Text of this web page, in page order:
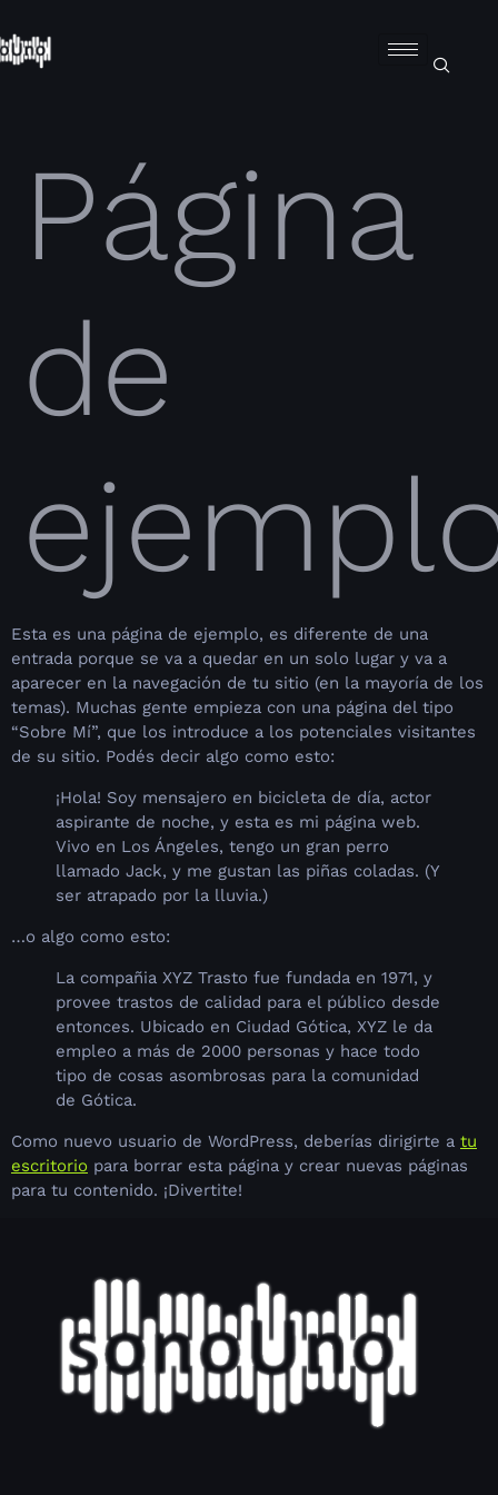
Página
de
Esta es una página de ejemplo, es diferente de una
entrada porque se va a quedar en un solo lugar y va a
aparecer en la navegación de tu sitio (en la mayoría de los
temas). Muchas gente empieza con una página del tipo
“Sobre Mí”, que los introduce a los potenciales visitantes
de su sitio. Podés decir algo como esto:
¡Hola! Soy mensajero en bicicleta de día, actor
aspirante de noche, y esta es mi página web.
Vivo en Los Ángeles, tengo un gran perro
llamado Jack, y me gustan las piñas coladas. (Y
ser atrapado por la lluvia.)
…o algo como esto:
La compañia XYZ Trasto fue fundada en 1971, y
provee trastos de calidad para el público desde
entonces. Ubicado en Ciudad Gótica, XYZ le da
empleo a más de 2000 personas y hace todo
tipo de cosas asombrosas para la comunidad
de Gótica.
Como nuevo usuario de WordPress, deberías dirigirte a tu
escritorio para borrar esta página y crear nuevas páginas
para tu contenido. ¡Divertite!